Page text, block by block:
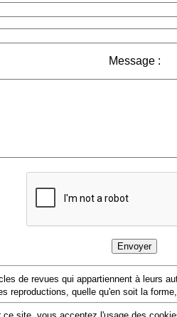
Message :
de revues qui appartiennent à leurs
reproductions, quelle qu'en soit la